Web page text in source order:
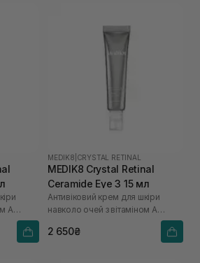
А
MEDIK8 CRYSTAL RETINAL
MEDIK8 Crystal Retinal
Ceramide Eye 3 15 мл
Антивіковий крем для шкіри
навколо очей з вітаміном А
2 650₴